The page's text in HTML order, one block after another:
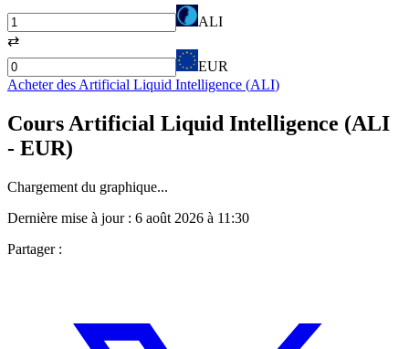
ALI
⇄
EUR
Acheter des Artificial Liquid Intelligence (ALI)
Cours Artificial Liquid Intelligence (ALI
- EUR)
Chargement du graphique...
Dernière mise à jour : 6 août 2026 à 11:30
Partager :